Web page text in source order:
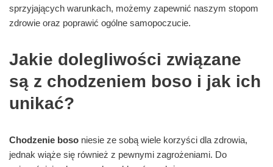
sprzyjających warunkach, możemy zapewnić naszym stopom
zdrowie oraz poprawić ogólne samopoczucie.
Jakie dolegliwości związane
są z chodzeniem boso i jak ich
unikać?
Chodzenie boso niesie ze sobą wiele korzyści dla zdrowia,
jednak wiąże się również z pewnymi zagrożeniami. Do